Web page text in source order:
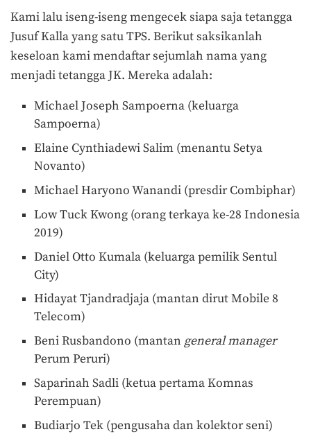
Kami lalu iseng-iseng mengecek siapa saja tetangga
Jusuf Kalla yang satu TPS. Berikut saksikanlah
keseloan kami mendaftar sejumlah nama yang
menjadi tetangga JK. Mereka adalah:
Michael Joseph Sampoerna (keluarga
Sampoerna)
Elaine Cynthiadewi Salim (menantu Setya
Novanto)
Michael Haryono Wanandi (presdir Combiphar)
Low Tuck Kwong (orang terkaya ke-28 Indonesia
2019)
Daniel Otto Kumala (keluarga pemilik Sentul
City)
Hidayat Tjandradjaja (mantan dirut Mobile 8
Telecom)
Beni Rusbandono (mantan general manager
Perum Peruri)
Saparinah Sadli (ketua pertama Komnas
Perempuan)
Budiarjo Tek (pengusaha dan kolektor seni)